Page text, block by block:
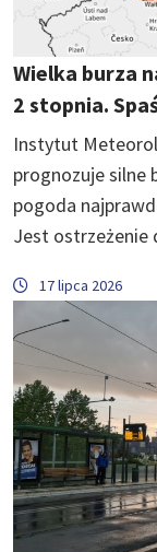
Wielka burza
2 stopnia.
Instytut
prognozuje silne
pogoda
Jest ostrzeżenie
17 lipca 2026